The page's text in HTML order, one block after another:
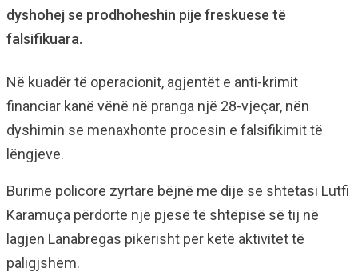
dyshohej se prodhoheshin pije freskuese të
falsifikuara.
Në kuadër të operacionit, agjentët e anti-krimit
financiar kanë vënë në pranga një 28-vjeçar, nën
dyshimin se menaxhonte procesin e falsifikimit të
lëngjeve.
Burime policore zyrtare bëjnë me dije se shtetasi Lutfi
Karamuça përdorte një pjesë të shtëpisë së tij në
lagjen Lanabregas pikërisht për këtë aktivitet të
paligjshëm.